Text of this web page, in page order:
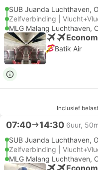
SUB Juanda Luchthaven,
Zelfverbinding |
MLG Malang Luchthaven,
Batik Air
Inclusief
07:40 14:30 6uur,
SUB Juanda Luchthaven,
Zelfverbinding |
MLG Malang Luchthaven,